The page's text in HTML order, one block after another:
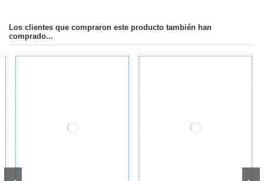
Los clientes que compraron este producto también han
comprado...